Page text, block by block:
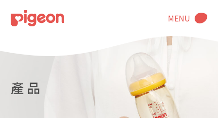
MENU
產 品